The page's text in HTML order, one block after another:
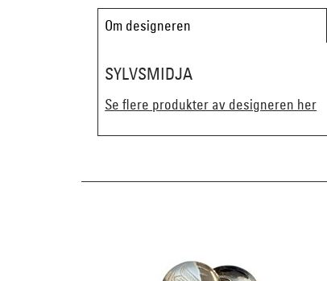
Om designeren
SYLVSMIDJA
Se flere produkter av designeren her